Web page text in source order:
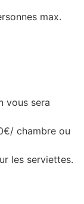
max.
vous sera
chambre ou
les serviettes.